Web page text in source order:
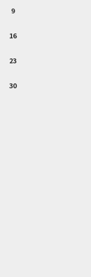
9
16
23
30